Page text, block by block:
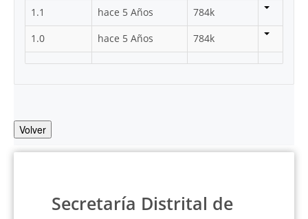
1.1
hace 5 Años
784k
1.0
hace 5 Años 784k
Volver
Secretaría Distrital de